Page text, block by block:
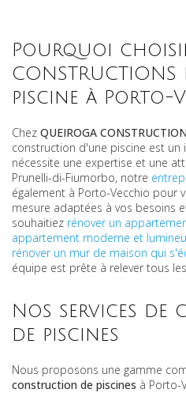
Pourquoi choisir
piscine à Porto-
Chez QUEIROGA
construction d'une piscine est
nécessite une expertise et une
Prunelli-di-Fiumorbo, notre
également à Porto-Vecchio pour
mesure adaptées à vos besoins
souhaitiez rénover un
appartement moderne et
rénover un mur de maison qui
équipe est prête à relever tous
Nos services
de piscines
Nous proposons une gamme
construction de piscines à Porto-